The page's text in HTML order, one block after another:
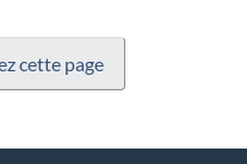
cette page